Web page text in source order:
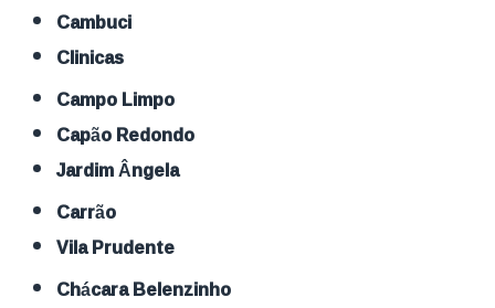
Cambuci
Clinicas
Campo Limpo
Capão Redondo
Jardim Ângela
Carrão
Vila Prudente
Chácara Belenzinho